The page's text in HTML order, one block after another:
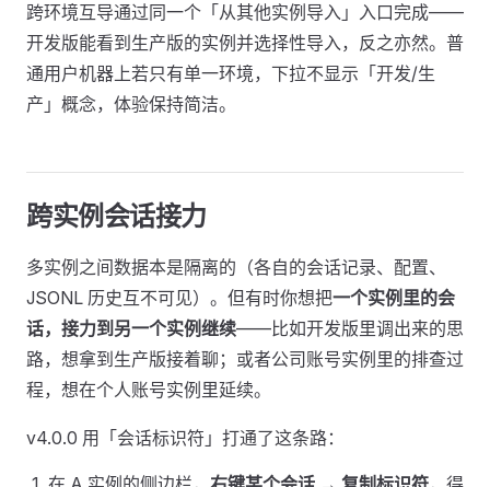
跨环境互导通过同一个「从其他实例导入」入口完成——
开发版能看到生产版的实例并选择性导入，反之亦然。普
通用户机器上若只有单一环境，下拉不显示「开发/生
产」概念，体验保持简洁。
跨实例会话接力
多实例之间数据本是隔离的（各自的会话记录、配置、
JSONL 历史互不可见）。但有时你想把一个实例里的会
话，接力到另一个实例继续——比如开发版里调出来的思
路，想拿到生产版接着聊；或者公司账号实例里的排查过
程，想在个人账号实例里延续。
v4.0.0 用「会话标识符」打通了这条路：